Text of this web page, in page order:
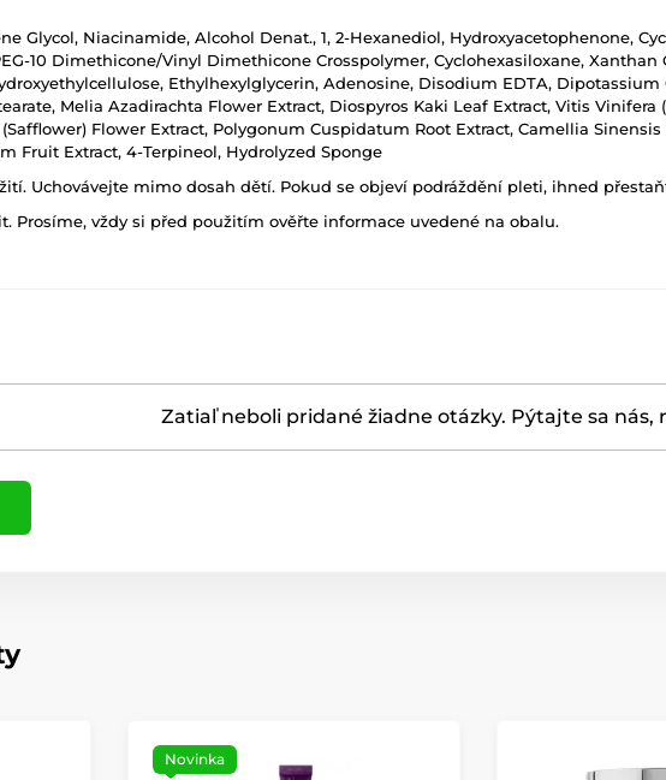
Glycol, Niacinamide, Alcohol Denat., 1, 2-Hexanediol, Hydroxyacetophenone,
10 Dimethicone/Vinyl Dimethicone Crosspolymer, Cyclohexasiloxane,
Ethylhexylglycerin, Adenosine, Disodium EDTA,
Melia Azadirachta Flower Extract, Diospyros Kaki Leaf Extract, Vitis Vinifera
Flower Extract, Polygonum Cuspidatum Root Extract, Camellia
Fruit Extract, 4-Terpineol, Hydrolyzed Sponge
Uchovávejte mimo dosah dětí. Pokud se objeví podráždění pleti, ihned
Prosíme, vždy si před použitím ověřte informace uvedené na obalu.
Zatiaľ neboli pridané žiadne otázky. Pýtajte sa nás,
Novinka